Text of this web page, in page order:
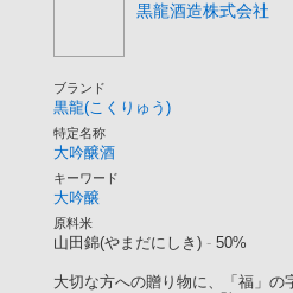
黒龍酒造株式会社
ブランド
黒龍(こくりゅう)
特定名称
大吟醸酒
キーワード
大吟醸
原料米
山田錦(やまだにしき) - 50%
大切な方への贈り物に、「福」